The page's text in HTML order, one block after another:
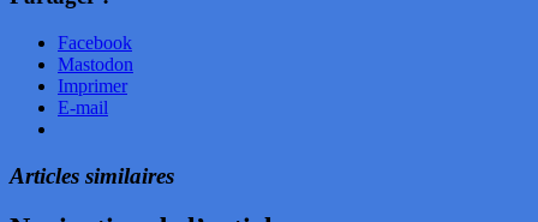
Facebook
Mastodon
Imprimer
E-mail
Articles similaires